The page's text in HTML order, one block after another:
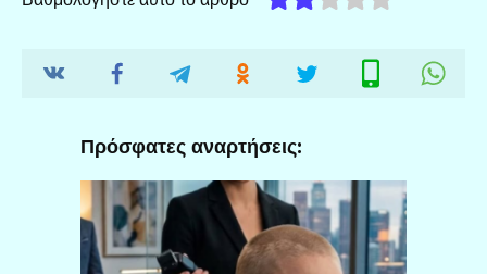
Πρόσφατες αναρτήσεις: